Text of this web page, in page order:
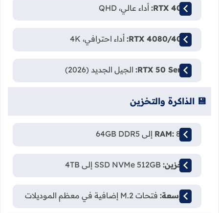
RTX 4070: أداء عالي، QHD
RTX 4080/4090: أداء احترافي، 4K
RTX 50 Series: الجيل الجديد (2026)
💾 الذاكرة والتخزين
RAM: 8GB إلى 64GB DDR5
التخزين:
التوسعة: فتحات M.2 إضافية في معظم الموديلات